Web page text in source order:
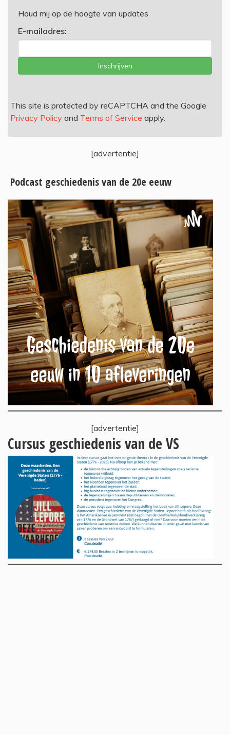
Houd mij op de hoogte van updates
E-mailadres:
Inschrijven
This site is protected by reCAPTCHA and the Google
Privacy Policy and Terms of Service apply.
[advertentie]
Podcast geschiedenis van de 20e eeuw
[advertentie]
Cursus geschiedenis van de VS